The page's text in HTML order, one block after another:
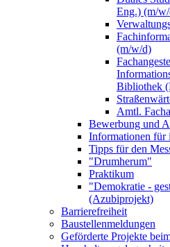
Eng.) (m/
(m/w/d)
Bibliothek
Amtl.
Bewerbung und
Informationen für
Tipps für den
"Drumherum"
Praktikum
"Demokratie -
(Azubiprojekt)
Barrierefreiheit
Baustellenmeldungen
Geförderte Projekte